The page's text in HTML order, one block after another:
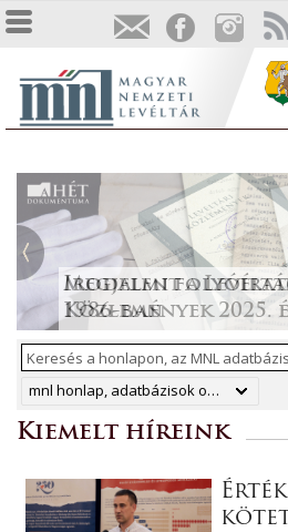
Irodalmi
1986-ban
Megjelent a
Közlemények 2025.
„Lapidáris
anyagban
ArchívNet 2026/2.
Tájékoztatás a Pest
állami anyakönyvi
másodpéldányok
közzétételéről
mnl honlap, adatbázisok online, hungaricana
Kiemelt híreink